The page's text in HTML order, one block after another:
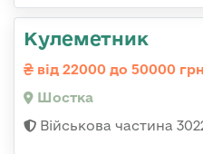
Кулеметник
від 22000 до 50000 грн
Шостка
Військова частина